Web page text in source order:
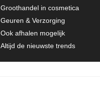
Groothandel in cosmetica
Geuren & Verzorging
Ook afhalen mogelijk
Altijd de nieuwste trends